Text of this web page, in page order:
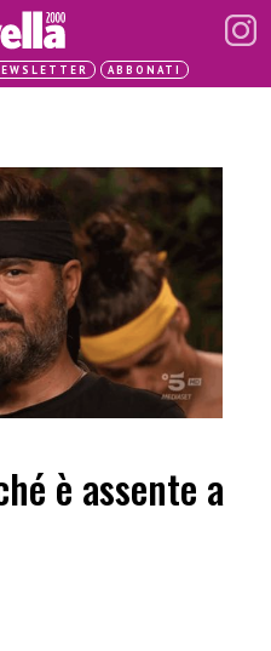
ABBONATI
è assente a